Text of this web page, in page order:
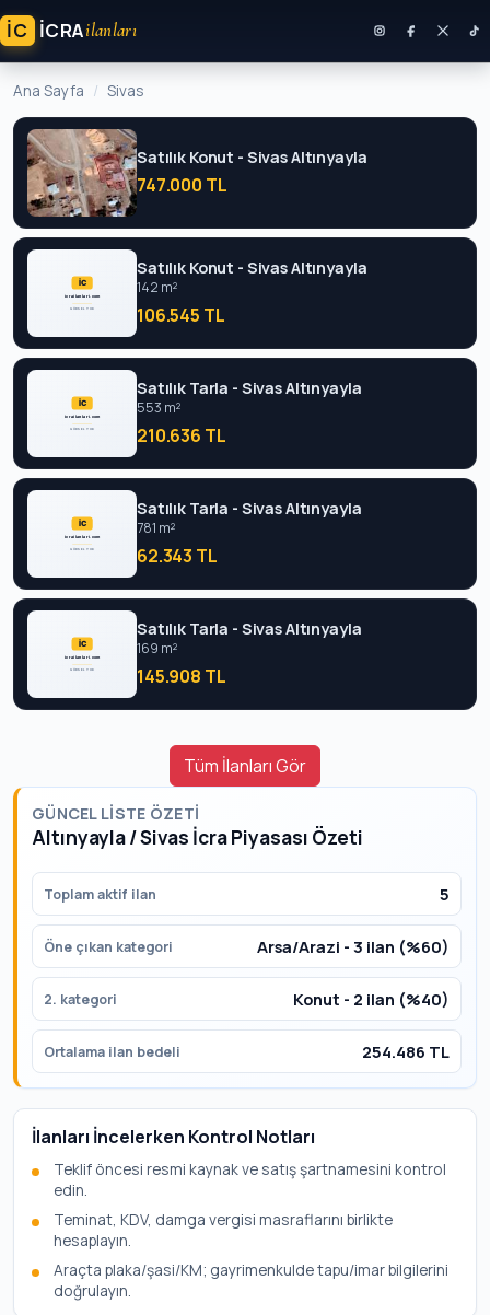
İC ICRAilanları
Ana Sayfa Sivas
Satılık Konut - Sivas Altınyayla
747.000 TL
Satılık Konut - Sivas Altınyayla
142 m²
106.545 TL
Satılık Tarla - Sivas Altınyayla
553 m²
210.636 TL
Satılık Tarla - Sivas Altınyayla
781 m²
62.343 TL
Satılık Tarla - Sivas Altınyayla
169 m²
145.908 TL
Tüm İlanları Gör
GÜNCEL LISTE ÖZETI
Altınyayla / Sivas İcra Piyasası Özeti
Toplam aktif ilan 5
Öne çıkan kategori Arsa/Arazi - 3 ilan (%60)
2. kategori Konut - 2 ilan (%40)
Ortalama ilan bedeli 254.486 TL
İlanları İncelerken Kontrol Notları
Teklif öncesi resmi kaynak ve satış şartnamesini kontrol
edin.
Teminat, KDV, damga vergisi masraflarını birlikte
hesaplayın.
Araçta plaka/şasi/KM; gayrimenkulde tapu/imar bilgilerini
doğrulayın.